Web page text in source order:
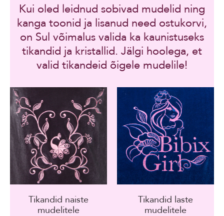
Kui oled leidnud sobivad mudelid ning
kanga toonid ja lisanud need ostukorvi,
on Sul võimalus valida ka kaunistuseks
tikandid ja kristallid. Jälgi hoolega, et
valid tikandeid õigele mudelile!
Tikandid naiste
mudelitele
Tikandid laste
mudelitele